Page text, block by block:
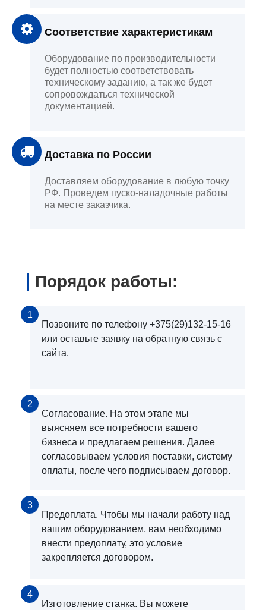
Соответствие характеристикам
Оборудование по производительности
будет полностью соответствовать
техническому заданию, а так же будет
сопровождаться технической
документацией.
Доставка по России
Доставляем оборудование в любую точку
РФ. Проведем пуско-наладочные работы
на месте заказчика.
Порядок работы:
1
Позвоните по телефону +375(29)132-15-16
или оставьте заявку на обратную связь с
сайта.
2
Согласование. На этом этапе мы
выясняем все потребности вашего
бизнеса и предлагаем решения. Далее
согласовываем условия поставки, систему
оплаты, после чего подписываем договор.
3
Предоплата. Чтобы мы начали работу над
вашим оборудованием, вам необходимо
внести предоплату, это условие
закрепляется договором.
4
Изготовление станка. Вы можете